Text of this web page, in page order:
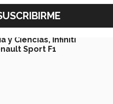
y Ciencias, Infiniti
Sport F1